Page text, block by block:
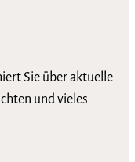
Sie über aktuelle
und vieles